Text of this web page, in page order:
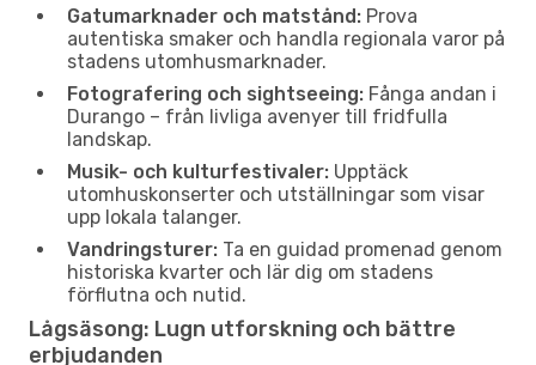
Gatumarknader och matstånd: Prova
autentiska smaker och handla regionala varor på
stadens utomhusmarknader.
Fotografering och sightseeing: Fånga andan i
Durango – från livliga avenyer till fridfulla
landskap.
Musik- och kulturfestivaler: Upptäck
utomhuskonserter och utställningar som visar
upp lokala talanger.
Vandringsturer: Ta en guidad promenad genom
historiska kvarter och lär dig om stadens
förflutna och nutid.
Lågsäsong: Lugn utforskning och bättre
erbjudanden